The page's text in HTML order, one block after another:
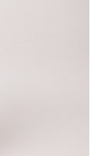
und der
24. Oktober
Er